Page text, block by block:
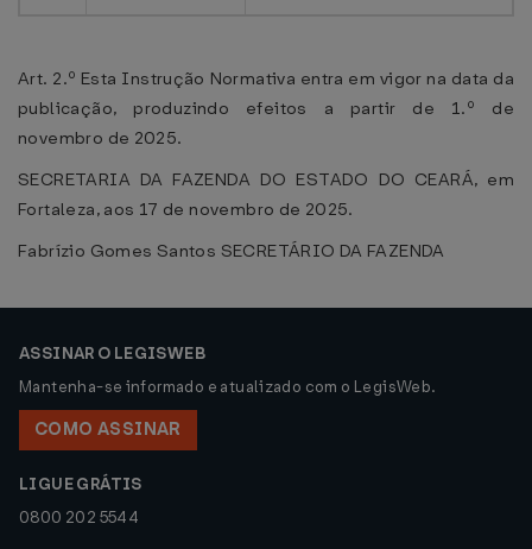
Art. 2.º Esta Instrução Normativa entra em vigor na data da
publicação, produzindo efeitos a partir de 1.º de
novembro de 2025.
SECRETARIA DA FAZENDA DO ESTADO DO CEARÁ, em
Fortaleza, aos 17 de novembro de 2025.
Fabrízio Gomes Santos SECRETÁRIO DA FAZENDA
ASSINAR O LEGISWEB
Mantenha-se informado e atualizado com o LegisWeb.
COMO ASSINAR
LIGUE GRÁTIS
0800 202 5544